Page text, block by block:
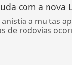
com a nova
a multas
de rodovias